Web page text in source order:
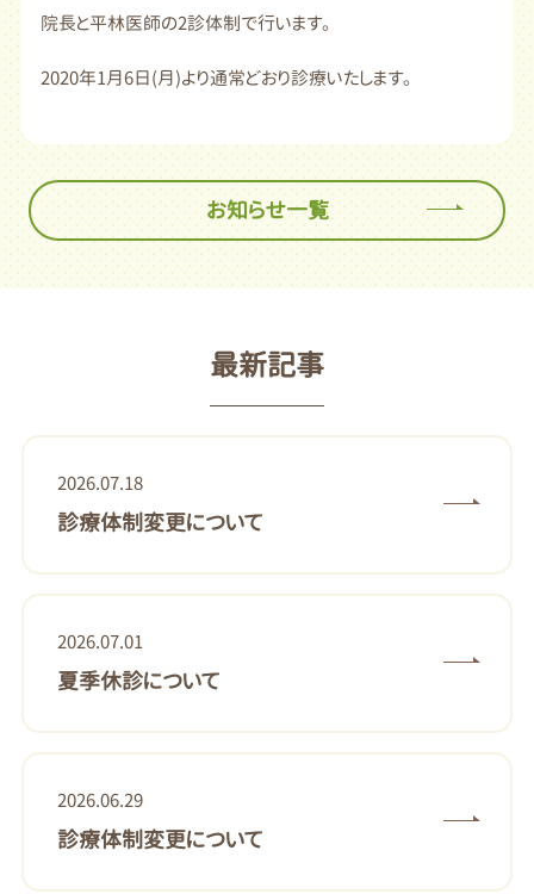
院長と平林医師の2診体制で行います。
2020年1月6日(月)より通常どおり診療いたします。
お知らせ一覧
最新記事
2026.07.18
診療体制変更について
2026.07.01
夏季休診について
2026.06.29
診療体制変更について